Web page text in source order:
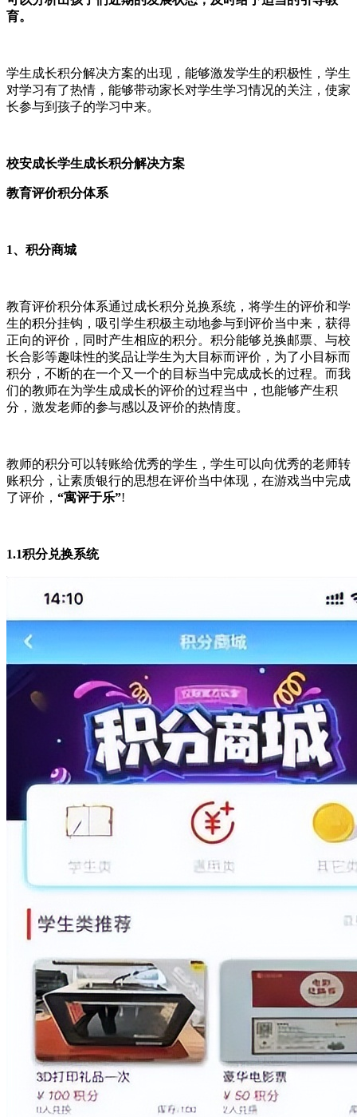
育。
学生成长积分解决方案的出现，能够激发学生的积极性，学生
对学习有了热情，能够带动家长对学生学习情况的关注，使家
长参与到孩子的学习中来。
校安成长学生成长积分解决方案
教育评价积分体系
1、积分商城
教育评价积分体系通过成长积分兑换系统，将学生的评价和学
生的积分挂钩，吸引学生积极主动地参与到评价当中来，获得
正向的评价，同时产生相应的积分。积分能够兑换邮票、与校
长合影等趣味性的奖品让学生为大目标而评价，为了小目标而
积分，不断的在一个又一个的目标当中完成成长的过程。而我
们的教师在为学生成成长的评价的过程当中，也能够产生积
分，激发老师的参与感以及评价的热情度。
教师的积分可以转账给优秀的学生，学生可以向优秀的老师转
账积分，让素质银行的思想在评价当中体现，在游戏当中完成
了评价， “寓评于乐”!
1.1积分兑换系统